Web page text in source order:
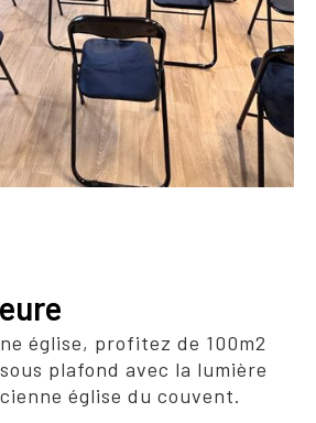
église, profitez de 100m2
plafond avec la lumière
église du couvent.